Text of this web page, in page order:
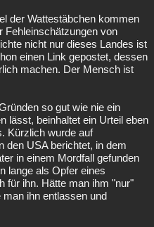
der Wattestäbchen kommen
Fehleinschätzungen von
nicht nur dieses Landes ist
einen Link gepostet, dessen
machen. Der Mensch ist
so gut wie nie ein
lässt, beinhaltet ein Urteil eben
Kürzlich wurde auf
den USA berichtet, in dem
in einem Mordfall gefunden
lange als Opfer eines
für ihn. Hätte man ihm "nur"
ihn entlassen und